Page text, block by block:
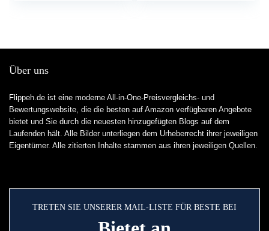
Über uns
Flippeh.de ist eine moderne All-in-One-Preisvergleichs- und
Bewertungswebsite, die die besten auf Amazon verfügbaren Angebote
bietet und Sie durch die neuesten hinzugefügten Blogs auf dem
Laufenden hält. Alle Bilder unterliegen dem Urheberrecht ihrer jeweiligen
Eigentümer. Alle zitierten Inhalte stammen aus ihren jeweiligen Quellen.
TRETEN SIE UNSERER MAIL-LISTE FÜR BESTE BEI